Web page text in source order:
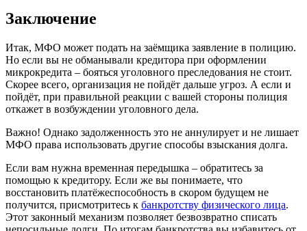
Заключение
Итак, МФО может подать на заёмщика заявление в полицию.
Но если вы не обманывали кредитора при оформлении
микрокредита – бояться уголовного преследования не стоит.
Скорее всего, организация не пойдёт дальше угроз. А если и
пойдёт, при правильной реакции с вашей стороны полиция
откажет в возбуждении уголовного дела.
Важно! Однако задолженность это не аннулирует и не лишает
МФО права использовать другие способы взыскания долга.
Если вам нужна временная передышка – обратитесь за
помощью к кредитору. Если же вы понимаете, что
восстановить платёжеспособность в скором будущем не
получится, присмотритесь к банкротству физического лица.
Этот законный механизм позволяет безвозвратно списать